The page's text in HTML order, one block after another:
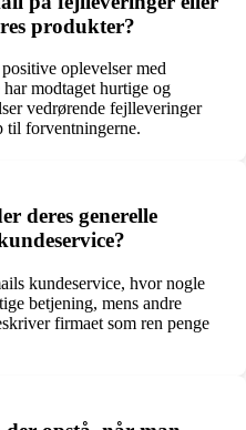
produkter?
oplevelser med
modtaget hurtige og
vedrørende fejlleveringer
til forventningerne.
deres generelle
kundeservice, hvor nogle
betjening, mens andre
firmaet som ren penge